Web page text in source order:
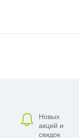
Новых
акций и
скидок